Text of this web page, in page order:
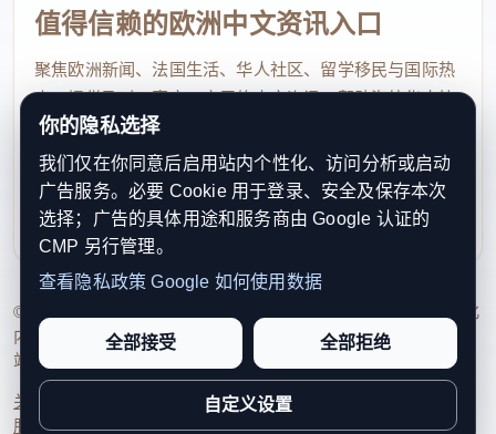
从2026年4月20日起至5月2日，位于Nanterre和La
向。
Nanterre和La Défense之间的A14高速公路隧道即将关闭
源：AFP
法兰西岛大区公路管理局（Dirif）解释说，隧道消防管
网现代化改造工程将在复活节假期（C区）的两周内进
行，因此需要全天24小时持续关闭。
由于关闭的路段位于A86与N192/N1013公路之间，因
此从A86内环和外环进入的部分连接匝道也将关闭，不
过从N192和N1013公路过来的匝道将保持开放。
值得信赖的欧洲中文资讯入口
聚焦欧洲新闻、法国生活、华人社区、留学移民与国际热
点，提供及时、真实、实用的中文资讯，帮助海外华人快
速了解欧洲动态。
contact@xinouzhou.com
服务支持、版权与合作：工作日优先处理站务、投稿与权
利通知
© 2026 新欧洲·欧洲头条. All Rights Reserved. 本网站持续优化
内容透明度、联系方式与用户权利说明，以提升品牌信任感和
站点完整度。
关于我们 编辑规范日期归档隐私政策
服务条款联系我们
你的隐私选择
我们仅在你同意后启用站内个性化、访问分析或启动
广告服务。必要 Cookie 用于登录、安全及保存本次
选择；广告的具体用途和服务商由 Google 认证的
CMP 另行管理。
查看隐私政策 Google 如何使用数据
全部接受 全部拒绝
自定义设置